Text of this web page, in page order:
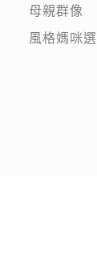
母親群像
風格媽咪